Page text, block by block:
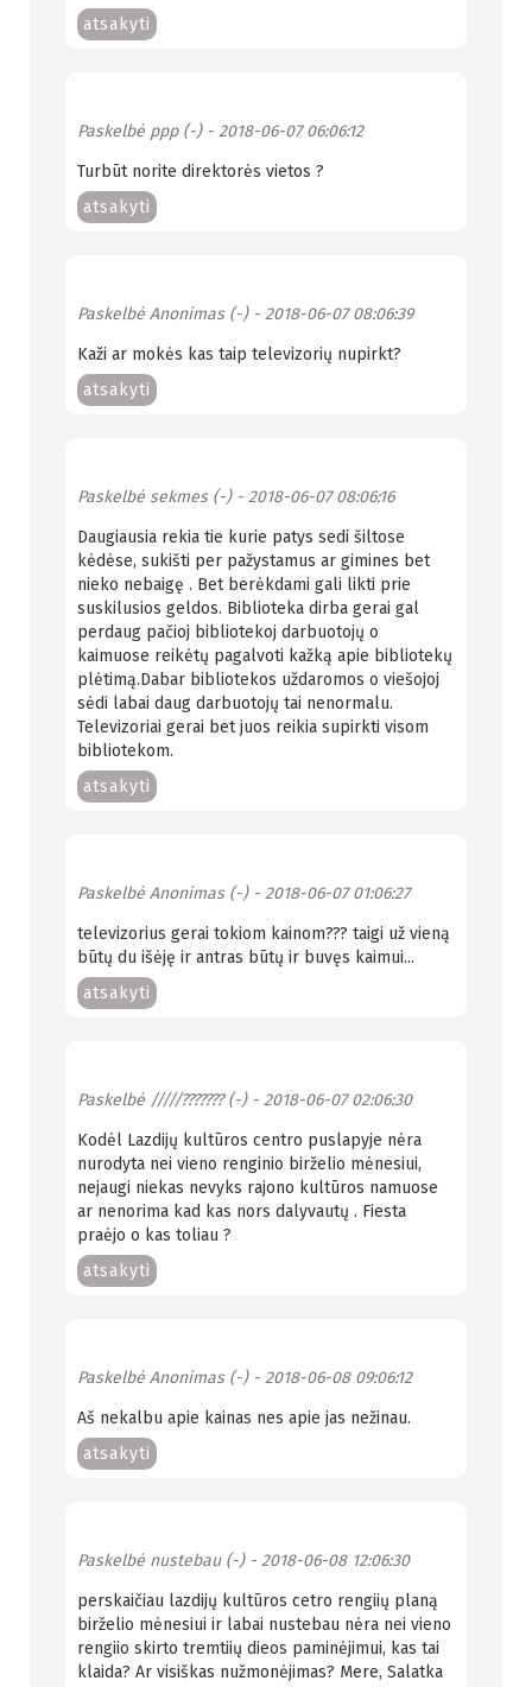
atsakyti
Paskelbė ppp (-)- 2018-06-07 06:06:12
Turbūt norite direktorės vietos ?
atsakyti
Paskelbė Anonimas (-)- 2018-06-07 08:06:39
Kaži ar mokės kas taip televizorių nupirkt?
atsakyti
Paskelbė sekmes (-)- 2018-06-07 08:06:16
Daugiausia rekia tie kurie patys sedi šiltose
kėdėse, sukišti per pažystamus ar gimines bet
nieko nebaigę . Bet berėkdami gali likti prie
suskilusios geldos. Biblioteka dirba gerai gal
perdaug pačioj bibliotekoj darbuotojų o
kaimuose reikėtų pagalvoti kažką apie bibliotekų
plėtimą.Dabar bibliotekos uždaromos o viešojoj
sėdi labai daug darbuotojų tai nenormalu.
Televizoriai gerai bet juos reikia supirkti visom
bibliotekom.
atsakyti
Paskelbė Anonimas (-)- 2018-06-07 01:06:27
televizorius gerai tokiom kainom??? taigi už vieną
būtų du išėję ir antras būtų ir buvęs kaimui...
atsakyti
Paskelbė /////??????? (-)- 2018-06-07 02:06:30
Kodėl Lazdijų kultūros centro puslapyje nėra
nurodyta nei vieno renginio birželio mėnesiui,
nejaugi niekas nevyks rajono kultūros namuose
ar nenorima kad kas nors dalyvautų . Fiesta
praėjo o kas toliau ?
atsakyti
Paskelbė Anonimas (-)- 2018-06-08 09:06:12
Aš nekalbu apie kainas nes apie jas nežinau.
atsakyti
Paskelbė nustebau (-)- 2018-06-08 12:06:30
perskaičiau lazdijų kultūros cetro rengiių planą
birželio mėnesiui ir labai nustebau nėra nei vieno
rengiio skirto tremtiių dieos paminėjimui, kas tai
klaida? Ar visiškas nužmonėjimas? Mere, Salatka